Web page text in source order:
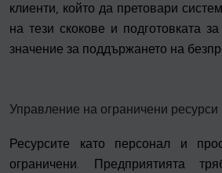
клиенти, който да претовари
на тези скокове и подготовката
значение за поддържането на
Управление на ограничени ресурси
Ресурсите като персонал и
ограничени. Предприятията